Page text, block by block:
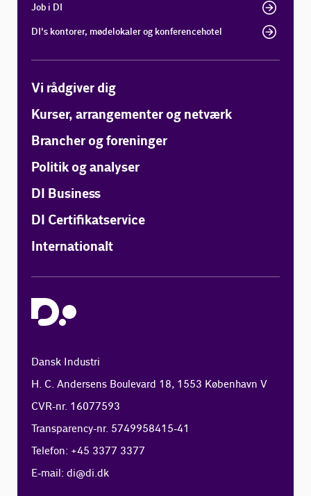
Job i DI
DI's kontorer, mødelokaler og konferencehotel
Vi rådgiver dig
Kurser, arrangementer og netværk
Brancher og foreninger
Politik og analyser
DI Business
DI Certifikatservice
Internationalt
Dansk Industri
H. C. Andersens Boulevard 18, 1553 København V
CVR-nr. 16077593
Transparency-nr. 5749958415-41
Telefon: +45 3377 3377
E-mail:di@di.dk